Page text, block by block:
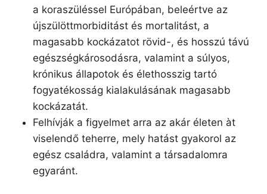
a koraszüléssel Európában, beleértve az
újszülöttmorbiditást és mortalitást, a
magasabb kockázatot rövid-, és hosszú távú
egészségkárosodásra, valamint a súlyos,
krónikus állapotok és élethosszig tartó
fogyatékosság kialakulásának magasabb
kockázatát.
Felhívják a figyelmet arra az akár életen àt
viselendő teherre, mely hatást gyakorol az
egész családra, valamint a társadalomra
egyaránt.